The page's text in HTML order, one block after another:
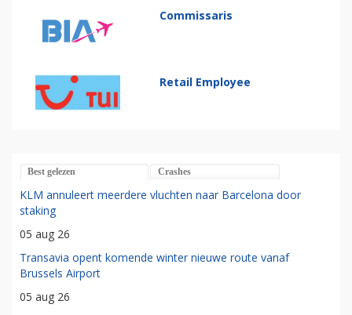
Commissaris
Retail Employee
Best gelezen Crashes
KLM annuleert meerdere vluchten naar Barcelona door
staking
05 aug 26
Transavia opent komende winter nieuwe route vanaf
Brussels Airport
05 aug 26